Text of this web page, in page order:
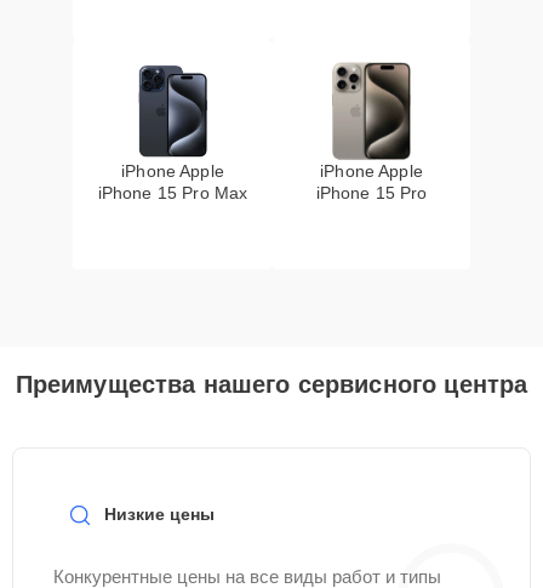
iPhone Apple
iPhone 15 Pro Max
iPhone Apple
iPhone 15 Pro
Преимущества нашего сервисного центра
Низкие цены
Конкурентные цены на все виды работ и типы